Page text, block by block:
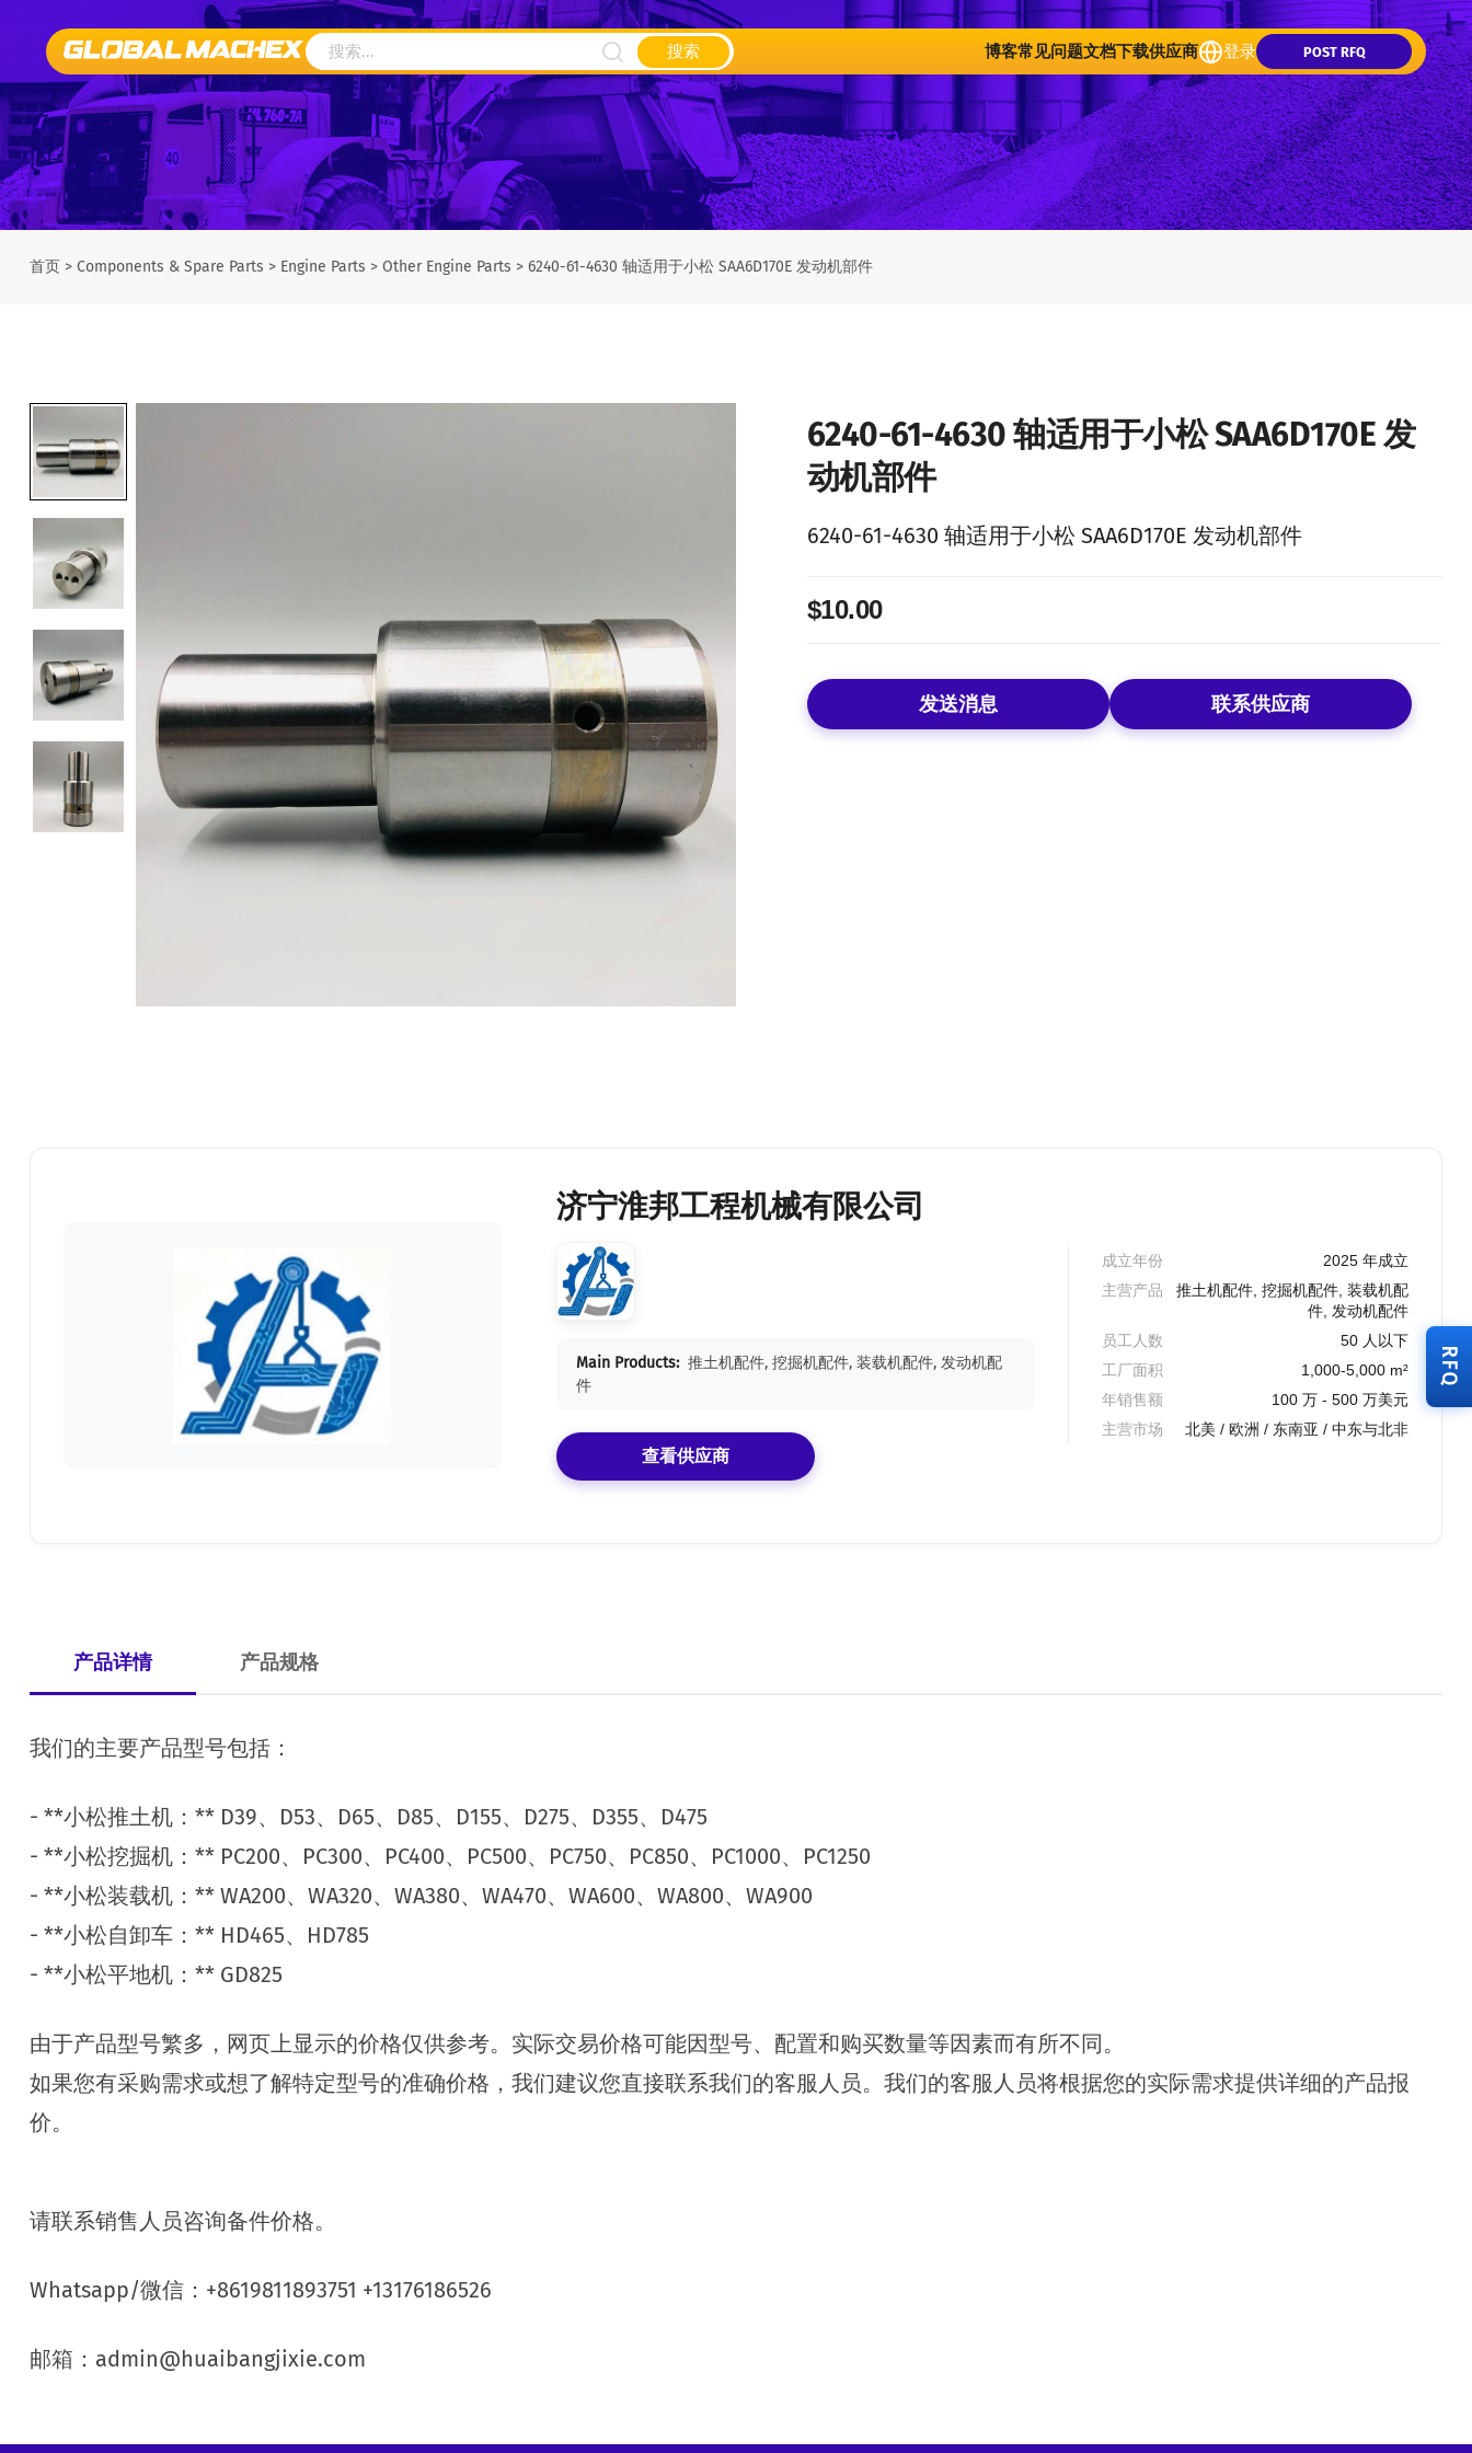
搜索 博客常见问题文档下载供应商 登录 POST RFQ
首页> Components & Spare Parts > Engine Parts > Other Engine Parts > 6240-61-4630 轴适用于小松 SAA6D170E 发动机部件
6240-61-4630 轴适用于小松 SAA6D170E 发
动机部件
6240-61-4630 轴适用于小松 SAA6D170E 发动机部件
$10.00
发送消息 联系供应商
济宁淮邦工程机械有限公司
Main Products: 推土机配件, 挖掘机配件, 装载机配件, 发动机配
件
查看供应商
成立年份
2025 年成立
主营产品
推土机配件, 挖掘机配件, 装载机配
件, 发动机配件
员工人数
50 人以下
工厂面积
1,000-5,000 m²
年销售额
100 万 - 500 万美元
主营市场
北美 / 欧洲 / 东南亚 / 中东与北非
产品详情 产品规格
我们的主要产品型号包括：
- **小松推土机：** D39、D53、D65、D85、D155、D275、D355、D475
- **小松挖掘机：** PC200、PC300、PC400、PC500、PC750、PC850、PC1000、PC1250
- **小松装载机：** WA200、WA320、WA380、WA470、WA600、WA800、WA900
- **小松自卸车：** HD465、HD785
- **小松平地机：** GD825
由于产品型号繁多，网页上显示的价格仅供参考。实际交易价格可能因型号、配置和购买数量等因素而有所不同。
如果您有采购需求或想了解特定型号的准确价格，我们建议您直接联系我们的客服人员。我们的客服人员将根据您的实际需求提供详细的产品报
价。
请联系销售人员咨询备件价格。
Whatsapp/微信：+8619811893751 +13176186526
邮箱：admin@huaibangjixie.com
RFQ